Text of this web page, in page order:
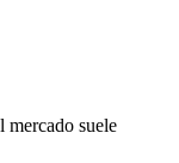
mercado suele